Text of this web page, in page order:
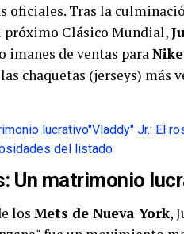
oficiales. Tras la
próximo Clásico Mundial,
imanes de ventas paraNike
chaquetas (jerseys) más
lucrativo"Vladdy" Jr.: El
del listado
Un matrimonio
los Mets de Nueva York,